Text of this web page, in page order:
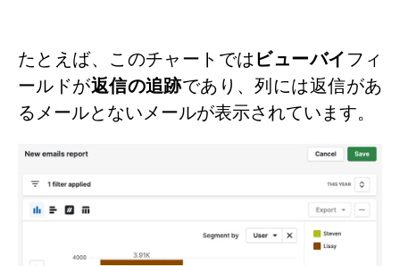
たとえば、このチャートではビューバイ フィ
ールドが返信の追跡であり、列には返信があ
るメールとないメールが表示されています。